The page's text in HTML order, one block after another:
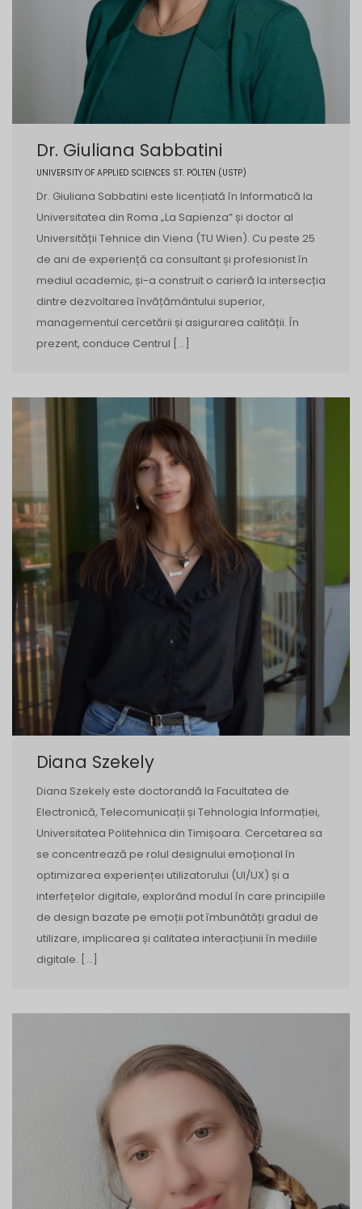
Dr. Giuliana Sabbatini
UNIVERSITY OF APPLIED SCIENCES ST. PÖLTEN (USTP)
Dr. Giuliana Sabbatini este licențiată în Informatică la
Universitatea din Roma „La Sapienza” și doctor al
Universității Tehnice din Viena (TU Wien). Cu peste 25
de ani de experiență ca consultant și profesionist în
mediul academic, și-a construit o carieră la intersecția
dintre dezvoltarea învățământului superior,
managementul cercetării și asigurarea calității. În
prezent, conduce Centrul […]
Diana Szekely
Diana Szekely este doctorandă la Facultatea de
Electronică, Telecomunicații și Tehnologia Informației,
Universitatea Politehnica din Timișoara. Cercetarea sa
se concentrează pe rolul designului emoțional în
optimizarea experienței utilizatorului (UI/UX) și a
interfețelor digitale, explorând modul în care principiile
de design bazate pe emoții pot îmbunătăți gradul de
utilizare, implicarea și calitatea interacțiunii în mediile
digitale. […]